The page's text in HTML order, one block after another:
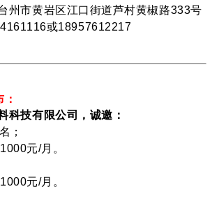
州市黄岩区江口街道芦村黄椒路333号
或18957612217
：
科技有限公司，诚邀：
；
元/月。
元/月。